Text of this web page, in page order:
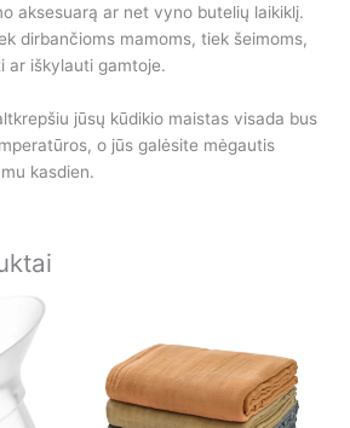
aksesuarą ar net vyno butelių laikiklį.
dirbančioms mamoms, tiek šeimoms,
ar iškylauti gamtoje.
jūsų kūdikio maistas visada bus
o jūs galėsite mėgautis
kasdien.